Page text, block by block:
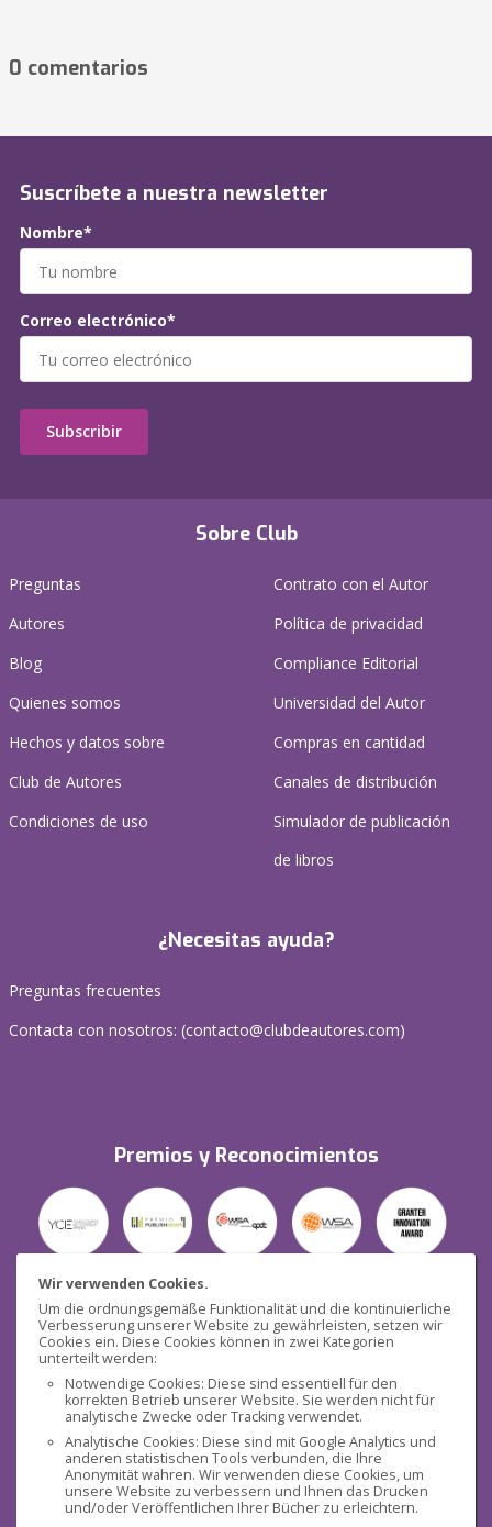
Wir verwenden Cookies.
Um die ordnungsgemäße Funktionalität und die kontinuierliche
Verbesserung unserer Website zu gewährleisten, setzen wir
Cookies ein. Diese Cookies können in zwei Kategorien
unterteilt werden:
Notwendige Cookies: Diese sind essentiell für den
korrekten Betrieb unserer Website. Sie werden nicht für
analytische Zwecke oder Tracking verwendet.
Analytische Cookies: Diese sind mit Google Analytics und
anderen statistischen Tools verbunden, die Ihre
Anonymität wahren. Wir verwenden diese Cookies, um
unsere Website zu verbessern und Ihnen das Drucken
und/oder Veröffentlichen Ihrer Bücher zu erleichtern.
0 comentarios
Sobre Club
Preguntas
Autores
Blog
Quienes somos
Hechos y datos sobre
Club de Autores
Condiciones de uso
Contrato con el Autor
Política de privacidad
Compliance Editorial
Universidad del Autor
Compras en cantidad
Canales de distribución
Simulador de publicación
de libros
¿Necesitas ayuda?
Preguntas frecuentes
Contacta con nosotros: (contacto@clubdeautores.com)
Premios y Reconocimientos
Seguridad
Redes sociales
Suscríbete a nuestra newsletter
Nombre*
Correo electrónico*
Subscribir